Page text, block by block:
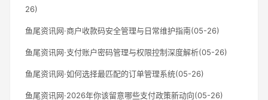
26)
鱼尾资讯网·商户收款码安全管理与日常维护指南(05-26)
鱼尾资讯网·支付账户密码管理与权限控制深度解析(05-26)
鱼尾资讯网·如何选择最匹配的订单管理系统(05-26)
鱼尾资讯网·2026年你该留意哪些支付政策新动向(05-26)